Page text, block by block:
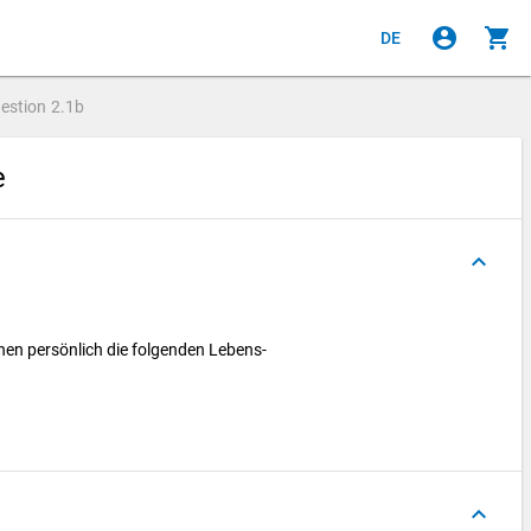
DE account_circle shopping_cart
2.1b
keyboard_arrow_up
persönlich die folgenden Lebens-
keyboard_arrow_up